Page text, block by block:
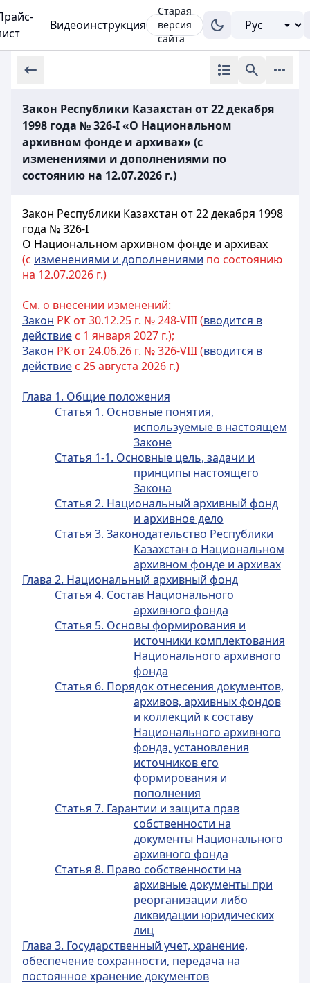
Видеоинструкция
Старая
версия
сайта
Закон Республики Казахстан от 22 декабря
1998 года № 326-I «О Национальном
архивном фонде и архивах» (с
изменениями и дополнениями по
состоянию на 12.07.2026 г.)
Закон Республики Казахстан от 22 декабря 1998
года № 326-I
О Национальном архивном фонде и архивах
(с изменениями и дополнениями по состоянию
на 12.07.2026 г.)
См. о внесении изменений:
Закон РК от 30.12.25 г. № 248-VIII (вводится в
действие с 1 января 2027 г.);
Закон РК от 24.06.26 г. № 326-VIII (вводится в
действие с 25 августа 2026 г.)
Глава 1. Общие положения
Статья 1. Основные понятия,
используемые в настоящем
Законе
Статья 1-1. Основные цель, задачи и
принципы настоящего
Закона
Статья 2. Национальный архивный фонд
и архивное дело
Статья 3. Законодательство Республики
Казахстан о Национальном
архивном фонде и архивах
Глава 2. Национальный архивный фонд
Статья 4. Состав Национального
архивного фонда
Статья 5. Основы формирования и
источники комплектования
Национального архивного
фонда
Статья 6. Порядок отнесения документов,
архивов, архивных фондов
и коллекций к составу
Национального архивного
фонда, установления
источников его
формирования и
пополнения
Статья 7. Гарантии и защита прав
собственности на
документы Национального
архивного фонда
Статья 8. Право собственности на
архивные документы при
реорганизации либо
ликвидации юридических
лиц
Глава 3. Государственный учет, хранение,
обеспечение сохранности, передача на
постоянное хранение документов